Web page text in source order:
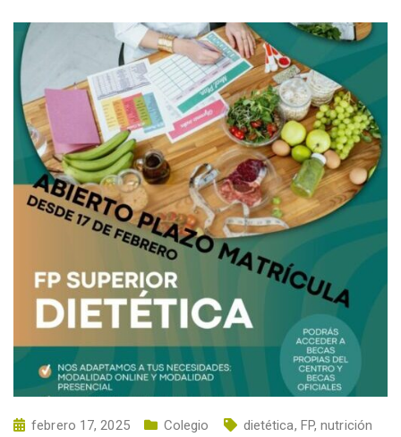
febrero 17, 2025 Colegio dietética, FP,nutrición